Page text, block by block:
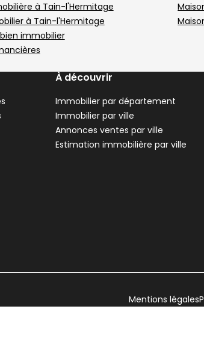
m²
498 000 €
Gervans - 26600
Maison • 6 pièces • 183 m²
à Tain-l'Hermitage
à Tain-l'Hermitage
immobilier
À découvrir
Immobilier par département
Immobilier par ville
Annonces ventes par ville
Estimation immobilière par ville
Mentions légales